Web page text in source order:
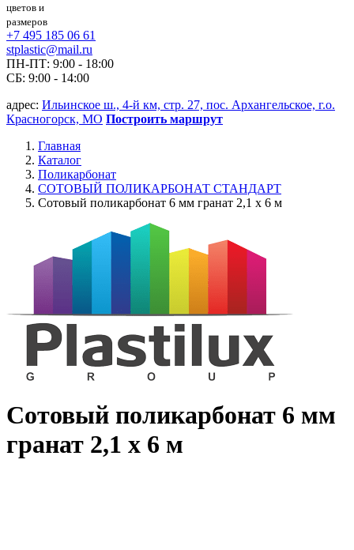
цветов и
размеров
+7 495 185 06 61
stplastic@mail.ru
ПН-ПТ: 9:00 - 18:00
СБ: 9:00 - 14:00
адрес: Ильинское ш., 4-й км, стр. 27, пос. Архангельское, г.о.
Красногорск, МО Построить маршрут
Главная
Каталог
Поликарбонат
СОТОВЫЙ ПОЛИКАРБОНАТ СТАНДАРТ
Сотовый поликарбонат 6 мм гранат 2,1 x 6 м
Сотовый поликарбонат 6 мм
гранат 2,1 x 6 м